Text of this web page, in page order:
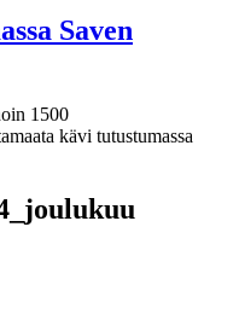
Saven
1500
kävi tutustumassa